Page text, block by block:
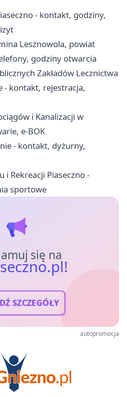
- kontakt, godziny,
Lesznowola, powiat
godziny otwarcia
Zakładów Lecznictwa
- kontakt, rejestracja,
i Kanalizacji w
e-BOK
- kontakt, dyżurny,
i Rekreacji Piaseczno -
sportowe
się na
SZCZEGÓŁY
autopromocja